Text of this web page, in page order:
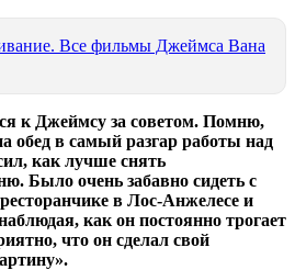
Все фильмы Джеймса Вана
к Джеймсу за советом. Помню,
обед в самый разгар работы над
как лучше снять
Было очень забавно сидеть с
в Лос-Анжелесе и
как он постоянно трогает
что он сделал свой